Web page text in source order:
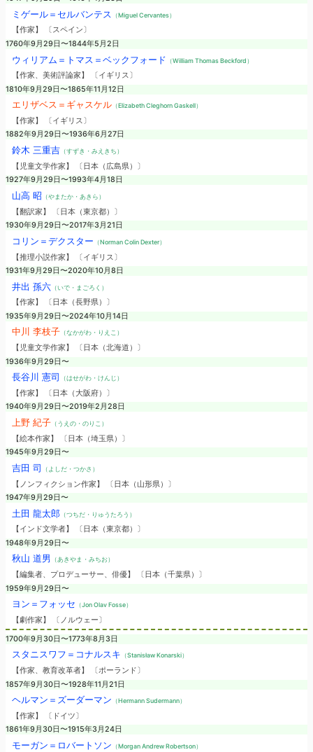
ミゲール＝セルバンテス （Miguel Cervantes）
【作家】 〔スペイン〕
1760年9月29日〜1844年5月2日
ウィリアム＝トマス＝ベックフォード （William Thomas Beckford）
【作家、美術評論家】 〔イギリス〕
1810年9月29日〜1865年11月12日
エリザベス＝ギャスケル（Elizabeth Cleghorn Gaskell）
【作家】 〔イギリス〕
1882年9月29日〜1936年6月27日
鈴木 三重吉（すずき・みえきち）
【児童文学作家】 〔日本（広島県）〕
1927年9月29日〜1993年4月18日
山高 昭 （やまたか・あきら）
【翻訳家】 〔日本（東京都）〕
1930年9月29日〜2017年3月21日
コリン＝デクスター （Norman Colin Dexter）
【推理小説作家】 〔イギリス〕
1931年9月29日〜2020年10月8日
井出 孫六（いで・まごろく）
【作家】 〔日本（長野県）〕
1935年9月29日〜2024年10月14日
中川 李枝子（なかがわ・りえこ）
【児童文学作家】 〔日本（北海道）〕
1936年9月29日〜
長谷川 憲司 （はせがわ・けんじ）
【作家】 〔日本（大阪府）〕
1940年9月29日〜2019年2月28日
上野 紀子（うえの・のりこ）
【絵本作家】 〔日本（埼玉県）〕
1945年9月29日〜
吉田 司 （よしだ・つかさ）
【ノンフィクション作家】 〔日本（山形県）〕
1947年9月29日〜
土田 龍太郎（つちだ・りゅうたろう）
【インド文学者】 〔日本（東京都）〕
1948年9月29日〜
秋山 道男 （あきやま・みちお）
【編集者、プロデューサー、俳優】 〔日本（千葉県）〕
1959年9月29日〜
ヨン＝フォッセ （Jon Olav Fosse）
【劇作家】 〔ノルウェー〕
1700年9月30日〜1773年8月3日
スタニスワフ＝コナルスキ （Stanisław Konarski）
【作家、教育改革者】 〔ポーランド〕
1857年9月30日〜1928年11月21日
ヘルマン＝ズーダーマン （Hermann Sudermann）
【作家】 〔ドイツ〕
1861年9月30日〜1915年3月24日
モーガン＝ロバートソン （Morgan Andrew Robertson）